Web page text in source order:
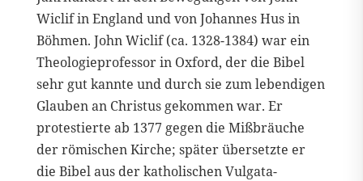
Wiclif in England und von Johannes Hus in
Böhmen. John Wiclif (ca. 1328-1384) war ein
Theologieprofessor in Oxford, der die Bibel
sehr gut kannte und durch sie zum lebendigen
Glauben an Christus gekommen war. Er
protestierte ab 1377 gegen die Mißbräuche
der römischen Kirche; später übersetzte er
die Bibel aus der katholischen Vulgata-